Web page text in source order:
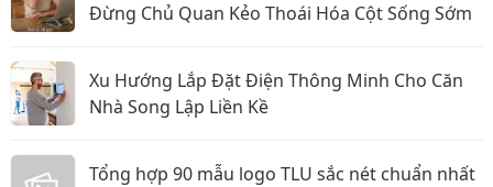
Đừng Chủ Quan Kẻo Thoái Hóa Cột Sống Sớm
Xu Hướng Lắp Đặt Điện Thông Minh Cho Căn
Nhà Song Lập Liền Kề
Tổng hợp 90 mẫu logo TLU sắc nét chuẩn nhất